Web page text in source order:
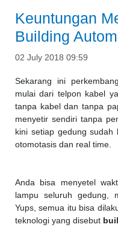
Keuntungan
Building
02 July 2018 09:59
Sekarang ini
mulai dari telpon kabel
tanpa kabel dan tanpa
menyetir sendiri tanpa
kini setiap gedung sudah
otomotasis dan real time.
Anda bisa menyetel
lampu seluruh gedung,
Yups, semua itu bisa
teknologi yang disebut